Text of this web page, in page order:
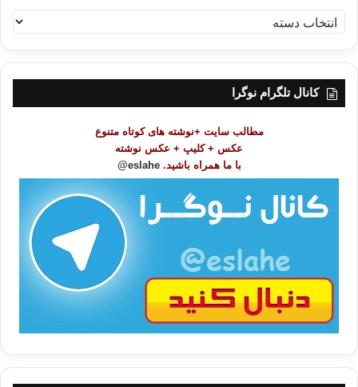
ه
ر
کانال تلگرام نوگرا
مطالب سایت +نوشته های کوتاه متنوع
عکس + کلیپ + عکس نوشته
با ما همراه باشید. eslahe@